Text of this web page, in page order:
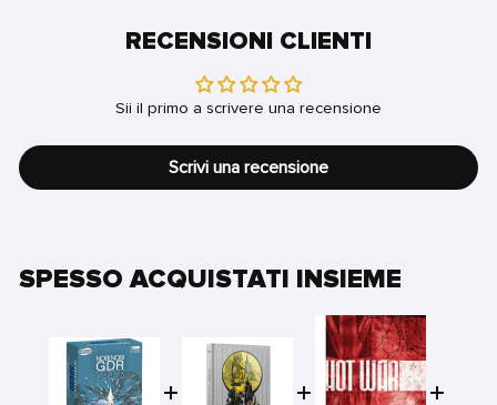
RECENSIONI CLIENTI
Sii il primo a scrivere una recensione
Scrivi una recensione
SPESSO ACQUISTATI INSIEME